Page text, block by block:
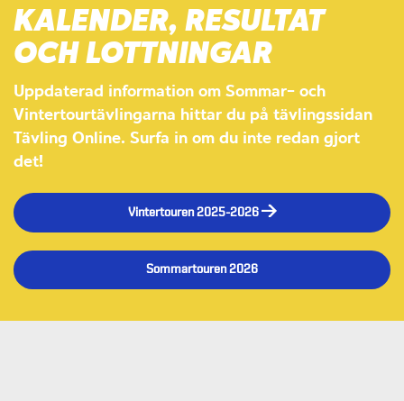
KALENDER, RESULTAT
OCH LOTTNINGAR
Uppdaterad information om Sommar- och
Vintertourtävlingarna hittar du på tävlingssidan
Tävling Online. Surfa in om du inte redan gjort
det!
Vintertouren 2025-2026
Sommartouren 2026